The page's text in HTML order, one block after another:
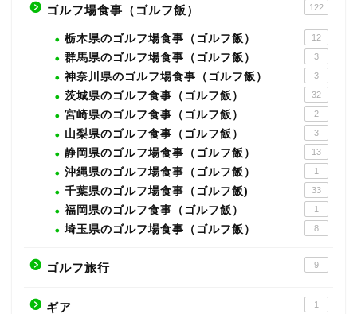
ゴルフ場食事（ゴルフ飯） 122
栃木県のゴルフ場食事（ゴルフ飯） 12
群馬県のゴルフ場食事（ゴルフ飯） 3
神奈川県のゴルフ場食事（ゴルフ飯） 3
茨城県のゴルフ食事（ゴルフ飯） 32
宮崎県のゴルフ食事（ゴルフ飯） 2
山梨県のゴルフ食事（ゴルフ飯） 3
静岡県のゴルフ場食事（ゴルフ飯） 13
沖縄県のゴルフ場食事（ゴルフ飯） 1
千葉県のゴルフ場食事（ゴルフ飯) 33
福岡県のゴルフ食事（ゴルフ飯） 1
埼玉県のゴルフ場食事（ゴルフ飯） 8
ゴルフ旅行 9
ギア 1